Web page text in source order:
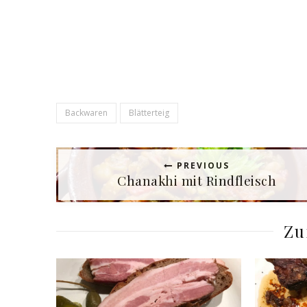
Backwaren Blätterteig
PREVIOUS
Chanakhi mit Rindfleisch